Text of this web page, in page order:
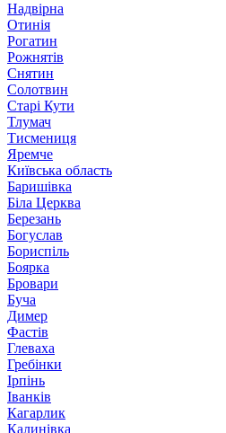
Надвірна
Отинія
Рогатин
Рожнятів
Снятин
Солотвин
Старі Кути
Тлумач
Тисмениця
Яремче
Київська область
Баришівка
Біла Церква
Березань
Богуслав
Бориспіль
Боярка
Бровари
Буча
Димер
Фастів
Глеваха
Гребінки
Ірпінь
Іванків
Кагарлик
Калинівка